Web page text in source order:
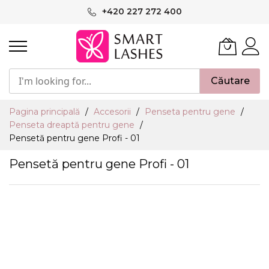
+420 227 272 400
Căutare
Pagina principală Accesorii
Penseta pentru gene
Penseta dreaptă pentru gene
Pensetă pentru gene Profi - 01
Pensetă pentru gene Profi - 01